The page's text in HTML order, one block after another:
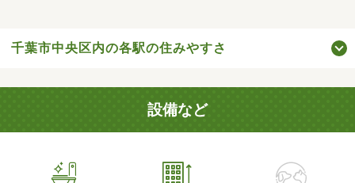
千葉市中央区内の各駅の住みやすさ
設備など